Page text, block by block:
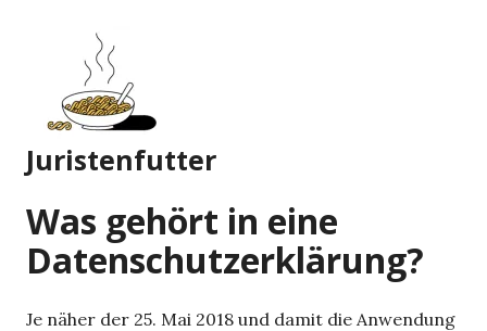
springen
Juristenfutter
Was gehört in eine
Datenschutzerklärung?
Je näher der 25. Mai 2018 und damit die Anwendung